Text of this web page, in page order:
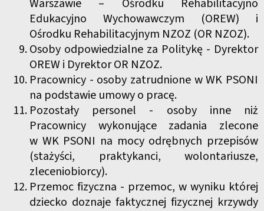
Warszawie – Ośrodku Rehabilitacyjno
Edukacyjno Wychowawczym (OREW) i
Ośrodku Rehabilitacyjnym NZOZ (OR NZOZ).
Osoby odpowiedzialne za Politykę - Dyrektor
OREW i Dyrektor OR NZOZ.
Pracownicy - osoby zatrudnione w WK PSONI
na podstawie umowy o pracę.
Pozostały personel - osoby inne niż
Pracownicy wykonujące zadania zlecone
w WK PSONI na mocy odrębnych przepisów
(stażyści, praktykanci, wolontariusze,
zleceniobiorcy).
Przemoc fizyczna - przemoc, w wyniku której
dziecko doznaje faktycznej fizycznej krzywdy